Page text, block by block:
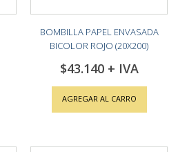
BOMBILLA PAPEL ENVASADA
BICOLOR ROJO (20X200)
$43.140
AGREGAR AL CARRO